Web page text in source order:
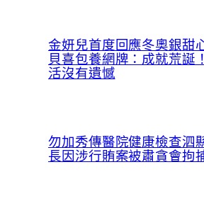
金妍兒首度回應冬奧銀甜
貝喜包養網牌：成就荒誕
活沒有遺憾
勿加秀傳醫院健康檢查泗
長因涉行賄案被肅貪會拘